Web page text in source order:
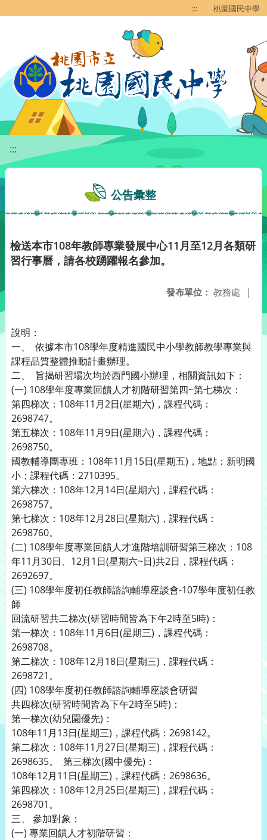
::: 桃園國民中學
:::
公告彙整
檢送本市108年教師專業發展中心11月至12月各類研
習行事曆，請各校踴躍報名參加。
發布單位： 教務處 |
說明：
一、 依據本市108學年度精進國民中小學教師教學專業與
課程品質整體推動計畫辦理。
二、 旨揭研習場次均於西門國小辦理，相關資訊如下：
(一) 108學年度專業回饋人才初階研習第四~第七梯次：
第四梯次：108年11月2日(星期六)，課程代碼：
2698747。
第五梯次：108年11月9日(星期六)，課程代碼：
2698750。
國教輔導團專班：108年11月15日(星期五)，地點：新明國
小；課程代碼：2710395。
第六梯次：108年12月14日(星期六)，課程代碼：
2698757。
第七梯次：108年12月28日(星期六)，課程代碼：
2698760。
(二) 108學年度專業回饋人才進階培訓研習第三梯次：108
年11月30日、12月1日(星期六~日)共2日，課程代碼：
2692697。
(三) 108學年度初任教師諮詢輔導座談會-107學年度初任教
師
回流研習共二梯次(研習時間皆為下午2時至5時)：
第一梯次：108年11月6日(星期三)，課程代碼：
2698708。
第二梯次：108年12月18日(星期三)，課程代碼：
2698721。
(四) 108學年度初任教師諮詢輔導座談會研習
共四梯次(研習時間皆為下午2時至5時)：
第一梯次(幼兒園優先)：
108年11月13日(星期三)，課程代碼：2698142。
第二梯次：108年11月27日(星期三)，課程代碼：
2698635。 第三梯次(國中優先)：
108年12月11日(星期三)，課程代碼：2698636。
第四梯次：108年12月25日(星期三)，課程代碼：
2698701。
三、 參加對象：
(一) 專業回饋人才初階研習：